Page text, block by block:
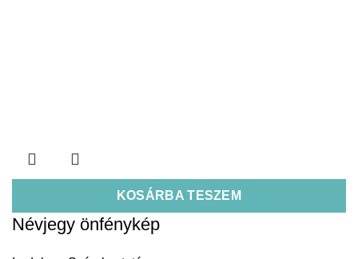
KOSÁRBA TESZEM
Névjegy önfénykép